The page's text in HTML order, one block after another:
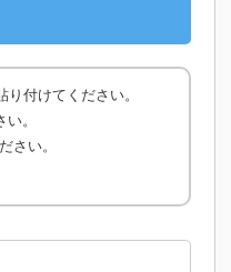
付けてください。
。
さい。